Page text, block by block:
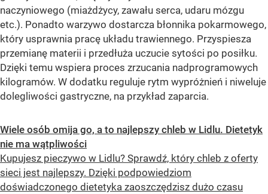
naczyniowego (miażdżycy, zawału serca, udaru mózgu
etc.). Ponadto warzywo dostarcza błonnika pokarmowego,
który usprawnia pracę układu trawiennego. Przyspiesza
przemianę materii i przedłuża uczucie sytości po posiłku.
Dzięki temu wspiera proces zrzucania nadprogramowych
kilogramów. W dodatku reguluje rytm wypróżnień i niweluje
dolegliwości gastryczne, na przykład zaparcia.
Wiele osób omija go, a to najlepszy chleb w Lidlu. Dietetyk
nie ma wątpliwości
Kupujesz pieczywo w Lidlu? Sprawdź, który chleb z oferty
sieci jest najlepszy. Dzięki podpowiedziom
doświadczonego dietetyka zaoszczędzisz dużo czasu